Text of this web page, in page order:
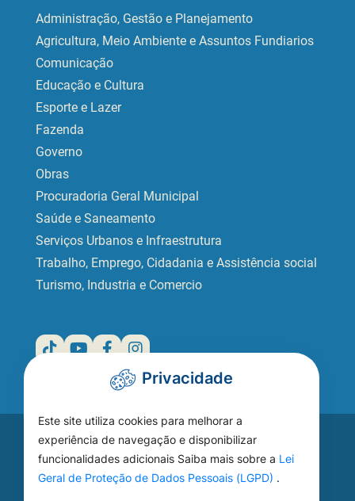
Administração, Gestão e Planejamento
Agricultura, Meio Ambiente e Assuntos Fundiarios
Comunicação
Educação e Cultura
Esporte e Lazer
Fazenda
Governo
Obras
Procuradoria Geral Municipal
Saúde e Saneamento
Serviços Urbanos e Infraestrutura
Trabalho, Emprego, Cidadania e Assistência social
Turismo, Industria e Comercio
Acesse seu
WEBMAIL
Privacidade
Este site utiliza cookies para melhorar a
experiência de navegação e disponibilizar
funcionalidades adicionais Saiba mais sobre a Lei
Geral de Proteção de Dados Pessoais (LGPD) .